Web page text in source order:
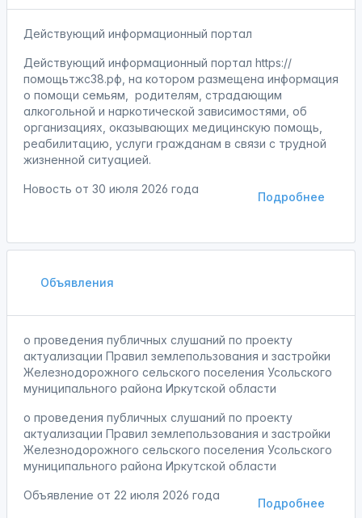
Действующий информационный портал
Действующий информационный портал https://
помощьтжс38.рф, на котором размещена информация
о помощи семьям, родителям, страдающим
алкогольной и наркотической зависимостями, об
организациях, оказывающих медицинскую помощь,
реабилитацию, услуги гражданам в связи с трудной
жизненной ситуацией.
Подробнее
Новость от 30 июля 2026 года
Объявления
о проведения публичных слушаний по проекту
актуализации Правил землепользования и застройки
Железнодорожного сельского поселения Усольского
муниципального района Иркутской области
о проведения публичных слушаний по проекту
актуализации Правил землепользования и застройки
Железнодорожного сельского поселения Усольского
муниципального района Иркутской области
Подробнее
Объявление от 22 июля 2026 года